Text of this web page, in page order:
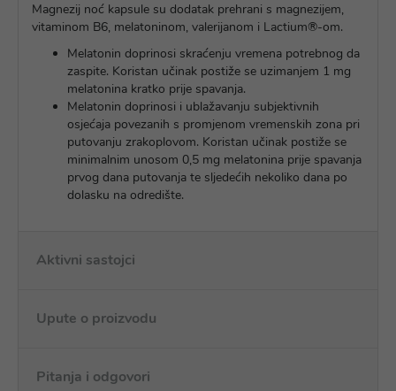
Magnezij noć kapsule su dodatak prehrani s magnezijem,
vitaminom B6, melatoninom, valerijanom i Lactium®-om.
Melatonin doprinosi skraćenju vremena potrebnog da
zaspite. Koristan učinak postiže se uzimanjem 1 mg
melatonina kratko prije spavanja.
Melatonin doprinosi i ublažavanju subjektivnih
osjećaja povezanih s promjenom vremenskih zona pri
putovanju zrakoplovom. Koristan učinak postiže se
minimalnim unosom 0,5 mg melatonina prije spavanja
prvog dana putovanja te sljedećih nekoliko dana po
dolasku na odredište.
Aktivni sastojci
Upute o proizvodu
Pitanja i odgovori